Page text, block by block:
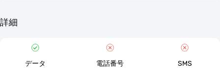
詳細
データ 電話番号 SMS